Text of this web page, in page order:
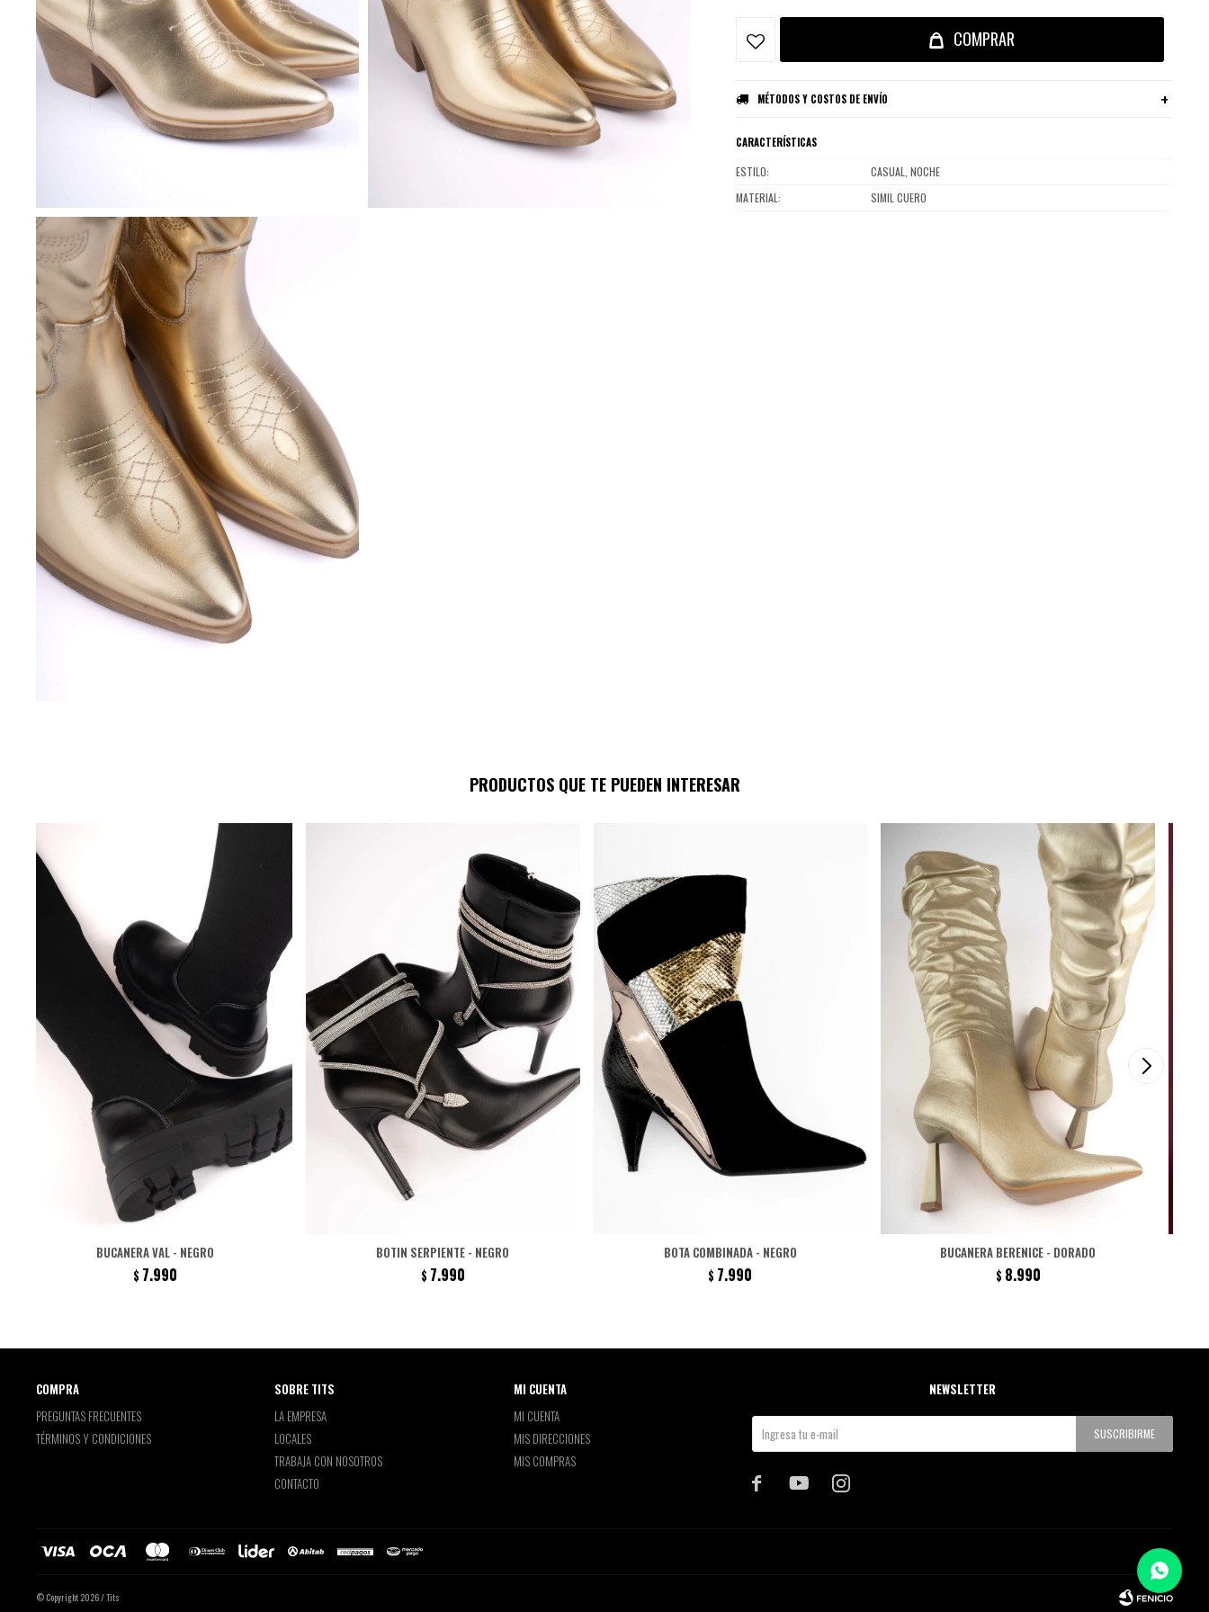
COMPRAR
MÉTODOS Y COSTOS DE ENVÍO
CARACTERÍSTICAS
ESTILO
CASUAL, NOCHE
MATERIAL
SIMIL CUERO
PRODUCTOS QUE TE PUEDEN INTERESAR
BUCANERA VAL - NEGRO
$ 7.990
BOTIN SERPIENTE - NEGRO
$ 7.990
BOTA COMBINADA - NEGRO
$ 7.990
BUCANERA BERENICE - DORADO
$ 8.990
SOBRE TITS
LA EMPRESA
LOCALES
TRABAJA CON NOSOTROS
CONTACTO
COMPRA
PREGUNTAS FRECUENTES
TÉRMINOS Y CONDICIONES
MI CUENTA
MI CUENTA
MIS DIRECCIONES
MIS COMPRAS
NEWSLETTER
SUSCRIBIRME
  
© Copyright 2026 / Tits